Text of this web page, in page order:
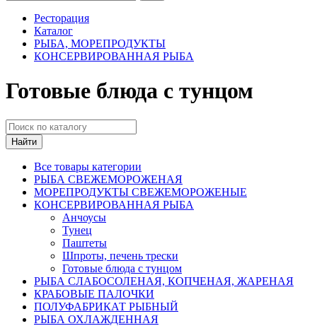
Ресторация
Каталог
РЫБА, МОРЕПРОДУКТЫ
КОНСЕРВИРОВАННАЯ РЫБА
Готовые блюда с тунцом
Найти
Все товары категории
РЫБА СВЕЖЕМОРОЖЕНАЯ
МОРЕПРОДУКТЫ СВЕЖЕМОРОЖЕНЫЕ
КОНСЕРВИРОВАННАЯ РЫБА
Анчоусы
Тунец
Паштеты
Шпроты, печень трески
Готовые блюда с тунцом
РЫБА СЛАБОСОЛЕНАЯ, КОПЧЕНАЯ, ЖАРЕНАЯ
КРАБОВЫЕ ПАЛОЧКИ
ПОЛУФАБРИКАТ РЫБНЫЙ
РЫБА ОХЛАЖДЕННАЯ